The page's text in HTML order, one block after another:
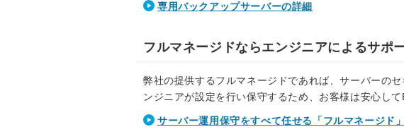
専用バックアップサーバーの詳細
フルマネージドならエンジニアによるサポ
弊社の提供するフルマネージドであれば、サーバーの
ンジニアが設定を行い保守するため、お客様は安心し
サーバー運用保守をすべて任せる「フルマネージド